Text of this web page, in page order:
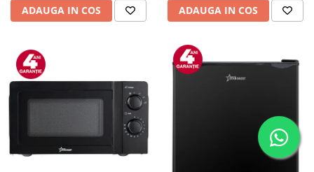
ADAUGA IN COS ADAUGA IN COS